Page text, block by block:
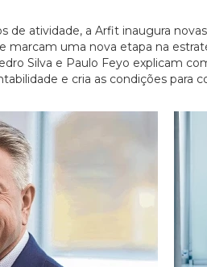
de atividade, a Arfit inaugura
marcam uma nova etapa na
Silva e Paulo Feyo explicam
e cria as condições para